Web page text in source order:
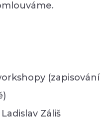
(zapisování
Záliš